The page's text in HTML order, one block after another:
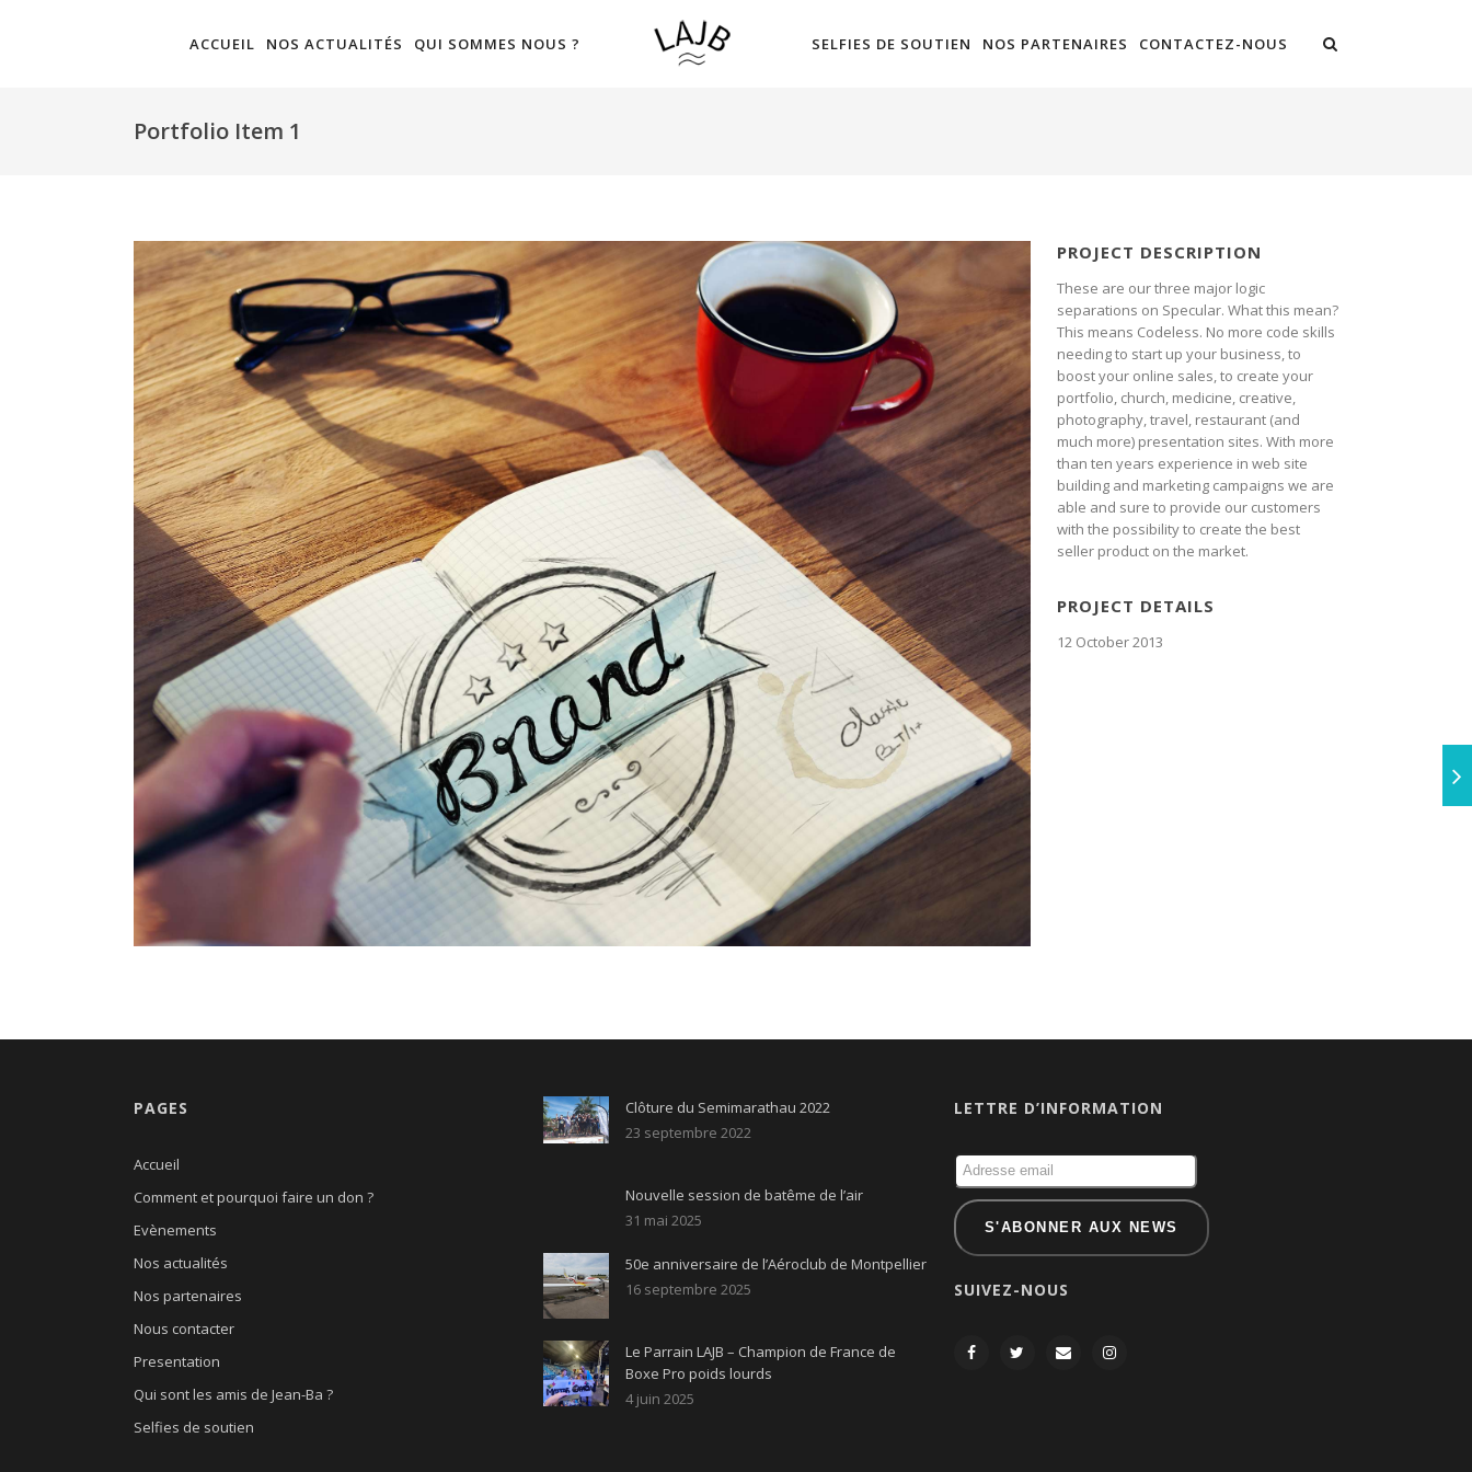
ACCUEIL NOS ACTUALITÉS QUI SOMMES NOUS ? SELFIES DE SOUTIEN NOS PARTENAIRES CONTACTEZ-NOUS
Portfolio Item 1
PROJECT DESCRIPTION
These are our three major logic
separations on Specular. What this mean?
This means Codeless. No more code skills
needing to start up your business, to
boost your online sales, to create your
portfolio, church, medicine, creative,
photography, travel, restaurant (and
much more) presentation sites. With more
than ten years experience in web site
building and marketing campaigns we are
able and sure to provide our customers
with the possibility to create the best
seller product on the market.
PROJECT DETAILS
12 October 2013
PAGES
Accueil
Comment et pourquoi faire un don ?
Evènements
Nos actualités
Nos partenaires
Nous contacter
Presentation
Qui sont les amis de Jean-Ba ?
Selfies de soutien
Clôture du Semimarathau 2022
23 septembre 2022
Nouvelle session de batême de l’air
31 mai 2025
50e anniversaire de l’Aéroclub de Montpellier
16 septembre 2025
Le Parrain LAJB – Champion de France de
Boxe Pro poids lourds
4 juin 2025
LETTRE D’INFORMATION
SUIVEZ-NOUS